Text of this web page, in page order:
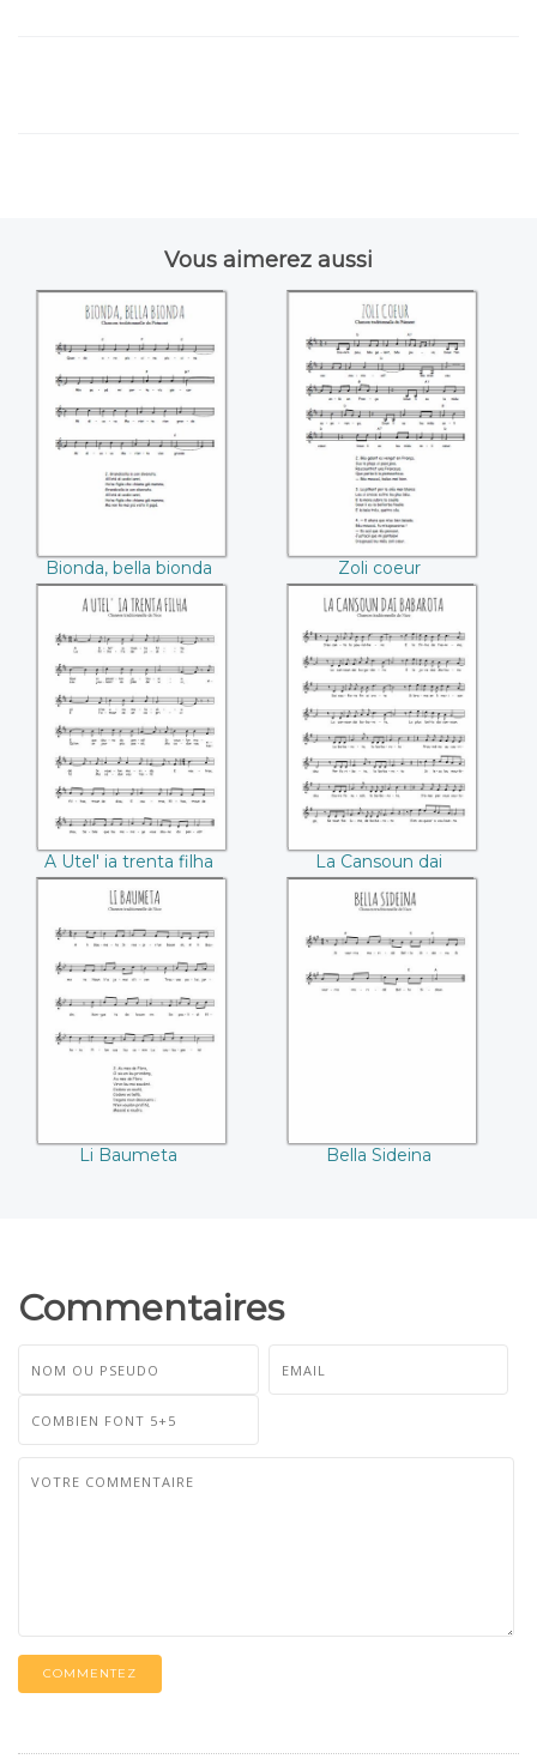
Vous aimerez aussi
Bionda, bella
bionda
Bionda, bella bionda
Zoli coeur
Zoli coeur
A Utel' ia trenta
filha
A Utel' ia trenta filha
La Cansoun dai
babarota
La Cansoun dai
babarota
Li Baumeta
Li Baumeta
Bella Sideina
Bella Sideina
Commentaires
COMMENTEZ